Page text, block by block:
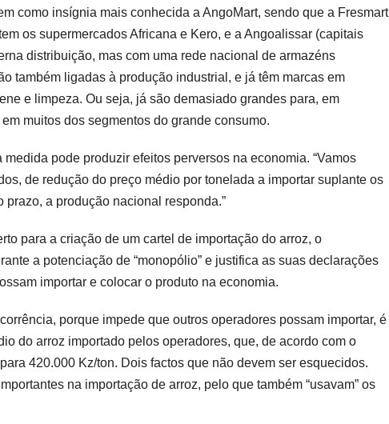
como insígnia mais conhecida a AngoMart, sendo que a Fresmart
os supermercados Africana e Kero, e a Angoalissar (capitais
distribuição, mas com uma rede nacional de armazéns
também ligadas à produção industrial, e já têm marcas em
e limpeza. Ou seja, já são demasiado grandes para, em
muitos dos segmentos do grande consumo.
pode produzir efeitos perversos na economia. “Vamos
de redução do preço médio por tonelada a importar suplante os
a produção nacional responda.”
para a criação de um cartel de importação do arroz, o
a potenciação de “monopólio” e justifica as suas declarações
importar e colocar o produto na economia.
porque impede que outros operadores possam importar, é
do arroz importado pelos operadores, que, de acordo com o
420.000 Kz/ton. Dois factos que não devem ser esquecidos.
na importação de arroz, pelo que também “usavam” os